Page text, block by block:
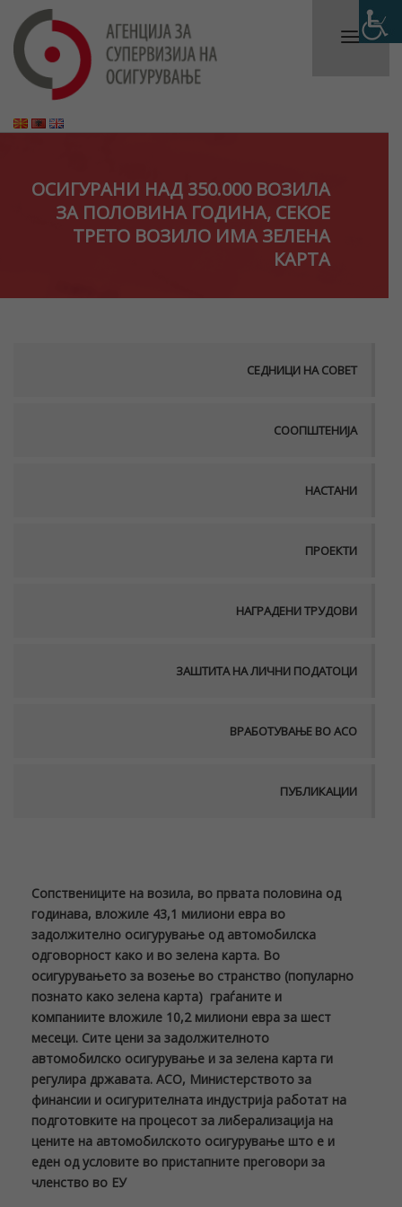
ОСИГУРАНИ НАД 350.000 ВОЗИЛА
ЗА ПОЛОВИНА ГОДИНА, СЕКОЕ
ТРЕТО ВОЗИЛО ИМА ЗЕЛЕНА
КАРТА
СЕДНИЦИ НА СОВЕТ
СООПШТЕНИЈА
НАСТАНИ
ПРОЕКТИ
НАГРАДЕНИ ТРУДОВИ
ЗАШТИТА НА ЛИЧНИ ПОДАТОЦИ
ВРАБОТУВАЊЕ ВО АСО
ПУБЛИКАЦИИ
Сопствениците на возила, во првата половина од
годинава, вложиле 43,1 милиони евра во
задолжително oсигурување од автомобилска
одговорност како и во зелена карта. Во
осигурувањето за возење во странство (популарно
познато како зелена карта) граѓаните и
компаниите вложиле 10,2 милиони евра за шест
месеци. Сите цени за задолжителното
автомобилско осигурување и за зелена карта ги
регулира државата. АСО, Министерството за
финансии и осигурителната индустрија работат на
подготовките на процесот за либерализација на
цените на автомобилското осигурување што е и
еден од условите во пристапните преговори за
членство во ЕУ